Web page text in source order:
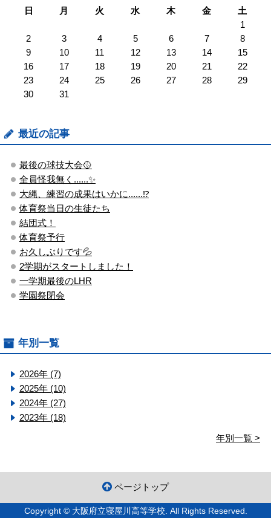
日
月 火 水 木 金
土
1
2
3 4 5 6 7
8
9
10 11 12 13 14
15
16
17 18 19 20 21
22
23
24 25 26 27 28
29
30
31
最近の記事
最後の球技大会🥎
全員怪我無く......✨
大縄、練習の成果はいかに......⁉
体育祭当日の生徒たち
結団式！
体育祭予行
お久しぶりです💦
2学期がスタートしました！
一学期最後のLHR
学園祭閉会
年別一覧
2026年 (7)
2025年 (10)
2024年 (27)
2023年 (18)
年別一覧 >
ページトップ
Copyright © 大阪府立寝屋川高等学校. All Rights Reserved.